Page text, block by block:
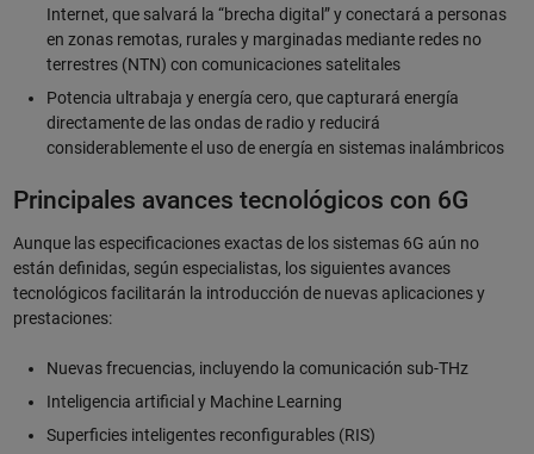
Internet, que salvará la “brecha digital” y conectará a personas
en zonas remotas, rurales y marginadas mediante redes no
terrestres (NTN) con comunicaciones satelitales
Potencia ultrabaja y energía cero, que capturará energía
directamente de las ondas de radio y reducirá
considerablemente el uso de energía en sistemas inalámbricos
Principales avances tecnológicos con 6G
Aunque las especificaciones exactas de los sistemas 6G aún no
están definidas, según especialistas, los siguientes avances
tecnológicos facilitarán la introducción de nuevas aplicaciones y
prestaciones:
Nuevas frecuencias, incluyendo la comunicación sub-THz
Inteligencia artificial y Machine Learning
Superficies inteligentes reconfigurables (RIS)